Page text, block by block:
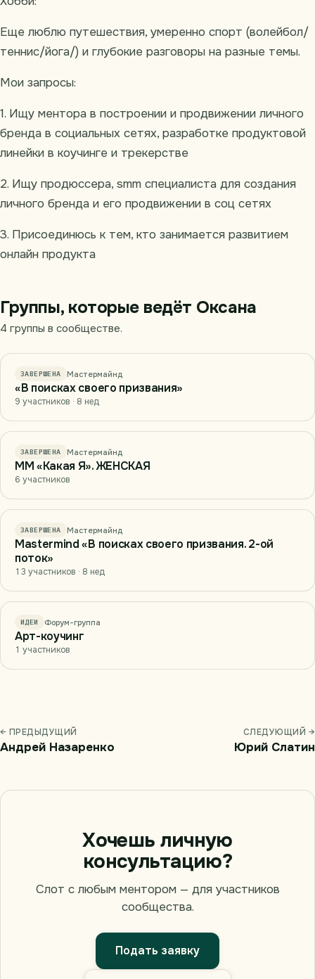
Еще люблю путешествия, умеренно спорт (волейбол/
теннис/йога/) и глубокие разговоры на разные темы.
Мои запросы:
1. Ищу ментора в построении и продвижении личного
бренда в социальных сетях, разработке продуктовой
линейки в коучинге и трекерстве
2. Ищу продюссера, smm специалиста для создания
личного бренда и его продвижении в соц сетях
3. Присоединюсь к тем, кто занимается развитием
онлайн продукта
Группы, которые ведёт Оксана
4 группы в сообществе.
ЗАВЕРШЕНА Мастермайнд
«В поисках своего призвания»
9 участников · 8 нед
ЗАВЕРШЕНА Мастермайнд
ММ «Какая Я». ЖЕНСКАЯ
6 участников
ЗАВЕРШЕНА Мастермайнд
Mastermind «В поисках своего призвания. 2-ой
поток»
13 участников · 8 нед
ИДЕИ Форум-группа
Арт-коучинг
1 участников
← ПРЕДЫДУЩИЙ
Андрей Назаренко
СЛЕДУЮЩИЙ →
Юрий Слатин
Хочешь личную
консультацию?
Слот с любым ментором — для участников
сообщества.
Подать заявку